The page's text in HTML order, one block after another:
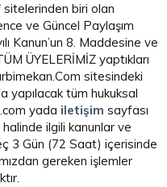
sitelerinden biri olan
ve Güncel Paylaşım
Kanun’un 8. Maddesine ve
ÜYELERİMİZ yaptıkları
sitesindeki
yapılacak tüm hukuksal
yada iletişim sayfası
ilgili kanunlar ve
3 Gün (72 Saat) içerisinde
gereken işlemler